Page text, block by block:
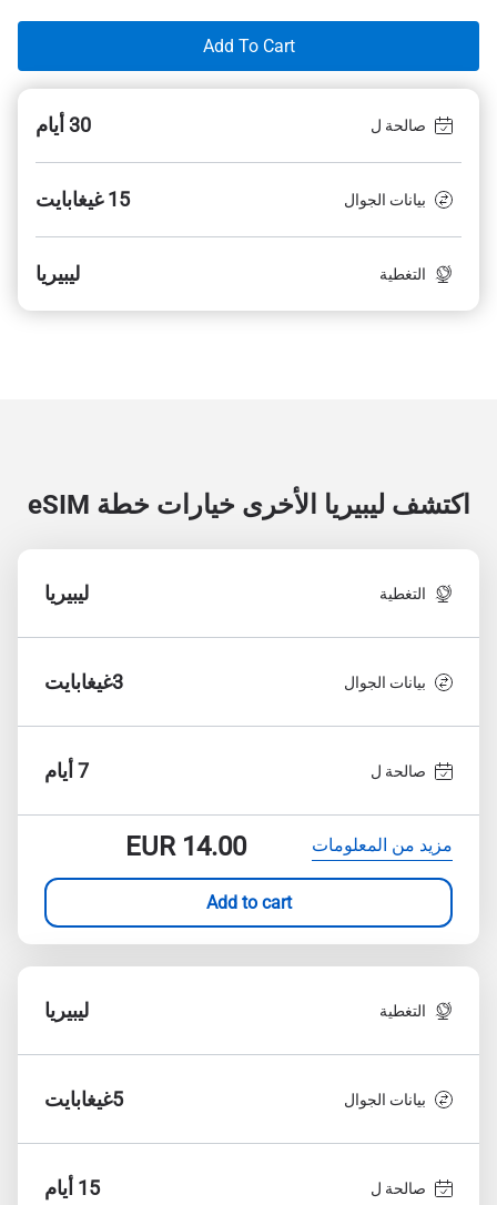
Add To Cart
صالحة ل 30 أيام
بيانات الجوال 15 غيغابايت
التغطية ليبيريا
اكتشف ليبيريا الأخرى خيارات خطة eSIM
التغطية ليبيريا
بيانات الجوال 3غيغابايت
صالحة ل 7 أيام
مزيد من المعلومات EUR14.00
Add to cart
التغطية ليبيريا
بيانات الجوال 5غيغابايت
صالحة ل 15 أيام